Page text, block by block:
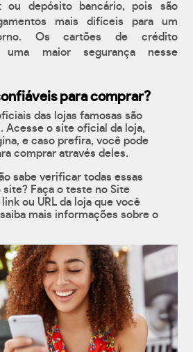
ou depósito bancário, pois são
mais difíceis para um
Os cartões de crédito
uma maior segurança nesse
para comprar?
das lojas famosas são
Acesse o site oficial da loja,
e caso prefira, você pode
comprar através deles.
sabe verificar todas essas
Faça o teste no Site
ou URL da loja que você
mais informações sobre o